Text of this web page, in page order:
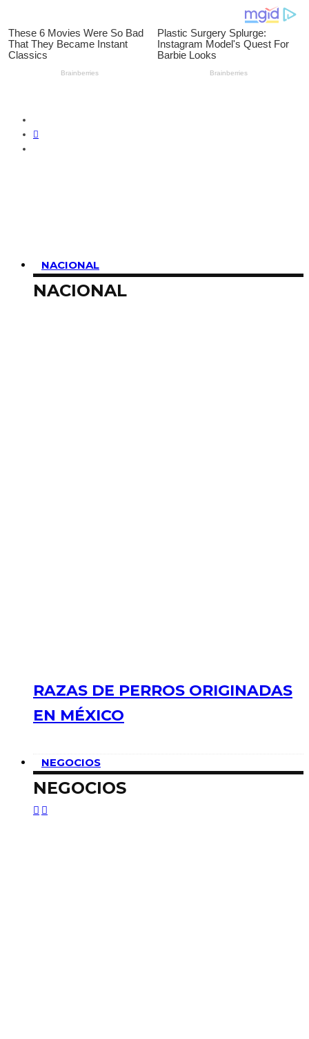
NACIONAL
NACIONAL
RAZAS DE PERROS ORIGINADAS
EN MÉXICO
NEGOCIOS
NEGOCIOS